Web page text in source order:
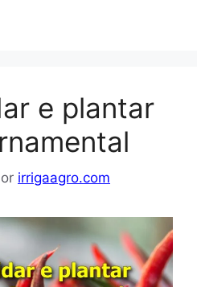
e plantar
irrigaagro.com